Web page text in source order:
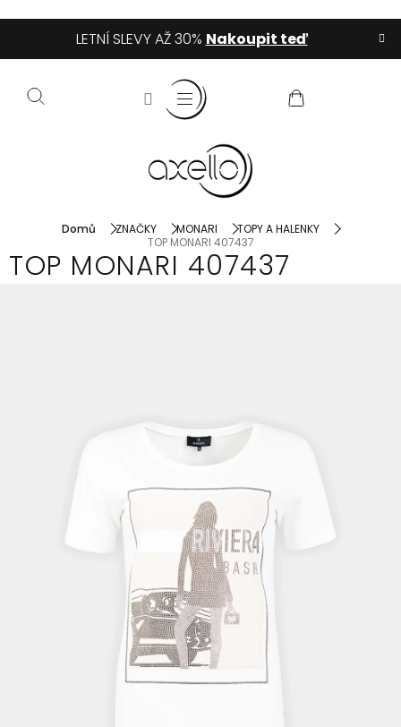
obsah
LETNÍ SLEVY AŽ 30% Nakoupit teď
Domů ZNAČKY MONARI
TOPY A HALENKY
TOP MONARI 407437
TOP MONARI 407437